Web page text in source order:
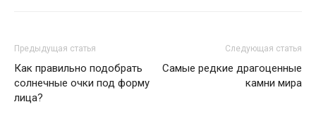
Предыдущая статья
Как правильно подобрать
солнечные очки под форму
лица?
Следующая статья
Самые редкие драгоценные
камни мира